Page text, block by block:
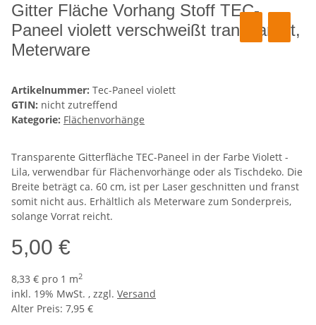
Gitter Fläche Vorhang Stoff TEC-
Paneel violett verschweißt transparent,
Meterware
Artikelnummer: Tec-Paneel violett
GTIN: nicht zutreffend
Kategorie: Flächenvorhänge
Transparente Gitterfläche TEC-Paneel in der Farbe Violett -
Lila, verwendbar für Flächenvorhänge oder als Tischdeko. Die
Breite beträgt ca. 60 cm, ist per Laser geschnitten und franst
somit nicht aus. Erhältlich als Meterware zum Sonderpreis,
solange Vorrat reicht.
5,00 €
8,33 € pro 1 m2
inkl. 19% MwSt. , zzgl. Versand
Alter Preis: 7,95 €